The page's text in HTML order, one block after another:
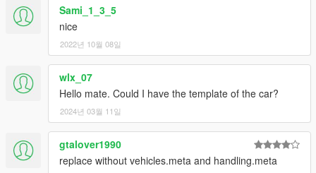
Sami_1_3_5
nice
2022년 10월 08일
wlx_07
Hello mate. Could I have the template of the car?
2024년 03월 11일
gtalover1990
replace without vehicles.meta and handling.meta